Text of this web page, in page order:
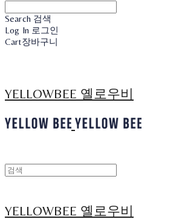
Search 검색
Log In 로그인
Cart장바구니
YELLOWBEE 옐로우비
YELLOWBEE 옐로우비